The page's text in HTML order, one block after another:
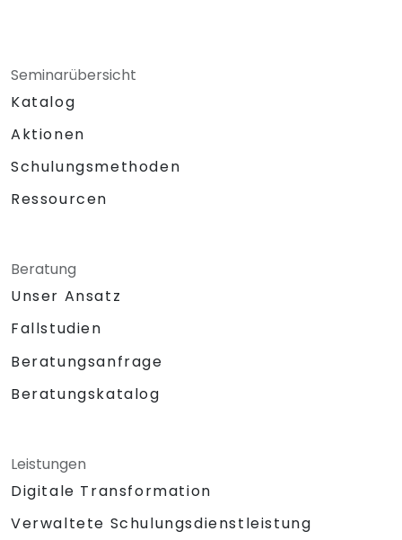
Seminarübersicht
Katalog
Aktionen
Schulungsmethoden
Ressourcen
Beratung
Unser Ansatz
Fallstudien
Beratungsanfrage
Beratungskatalog
Leistungen
Digitale Transformation
Verwaltete Schulungsdienstleistung